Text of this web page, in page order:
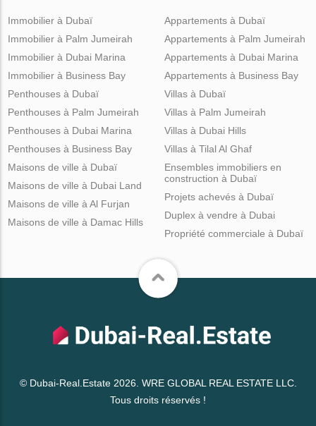
Immobilier à Dubaï
Immobilier à Palm Jumeirah
Immobilier à Dubai Marina
Immobilier à Business Bay
Appartements à Dubaï
Appartements à Palm Jumeirah
Appartements à Dubai Marina
Appartements à Business Bay
Penthouses à Dubaï
Penthouses à Palm Jumeirah
Penthouses à Dubai Marina
Penthouses à Business Bay
Villas à Dubaï
Villas à Palm Jumeirah
Villas à Dubai Hills
Villas à Tilal Al Ghaf
Maisons de ville à Dubaï
Maisons de ville à Dubai Land
Maisons de ville à Al Furjan
Maisons de ville à Damac Hills
Ensembles immobiliers en
construction à Dubaï
Projets achevés à Dubaï
Duplex à vendre à Dubai
Propriété commerciale à Dubaï
© Dubai-Real.Estate 2026. WRE GLOBAL REAL ESTATE LLC.
Tous droits réservés !